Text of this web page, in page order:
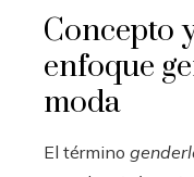
Concepto
enfoque
moda
El término